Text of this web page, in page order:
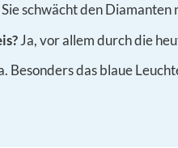
schwächt den Diamanten
Ja, vor allem durch die
Besonders das blaue